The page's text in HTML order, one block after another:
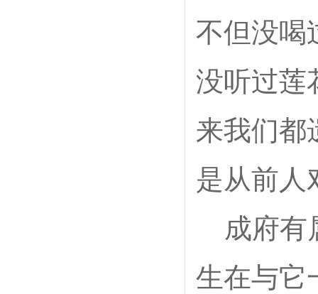
不但没喝
没听过莲
来我们都
是从前人
成府有
生在与它